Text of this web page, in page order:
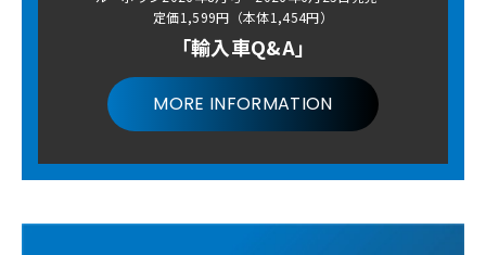
定価1,599円（本体1,454円）
「輸入車Q&A」
MORE INFORMATION